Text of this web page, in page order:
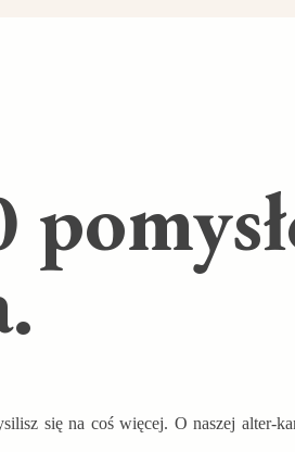
się na coś więcej. O naszej alter-